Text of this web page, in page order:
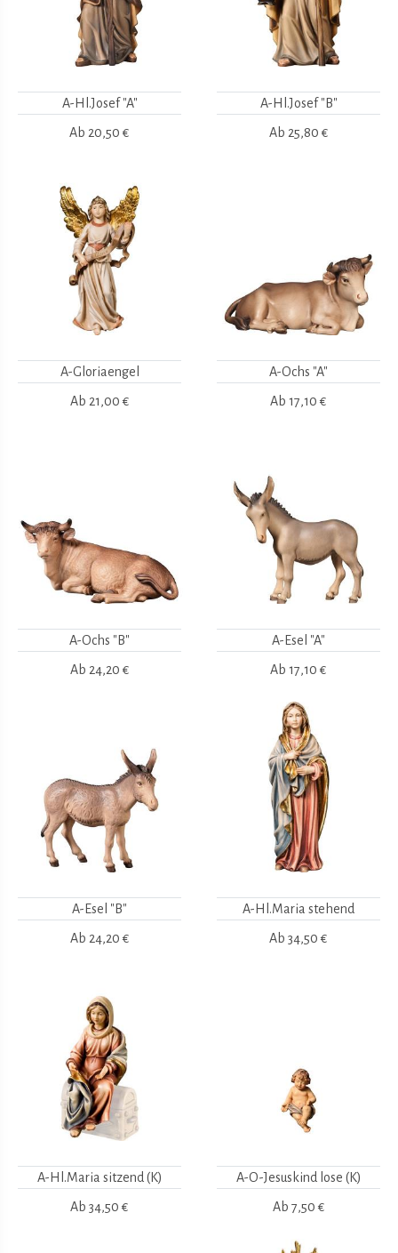
A-Hl.Josef "A"
Ab 20,50 €
A-Hl.Josef "B"
Ab 25,80 €
A-Gloriaengel
Ab 21,00 €
A-Ochs "A"
Ab 17,10 €
A-Ochs "B"
Ab 24,20 €
A-Esel "A"
Ab 17,10 €
A-Esel "B"
Ab 24,20 €
A-Hl.Maria stehend
Ab 34,50 €
A-Hl.Maria sitzend (K)
Ab 34,50 €
A-O-Jesuskind lose (K)
Ab 7,50 €